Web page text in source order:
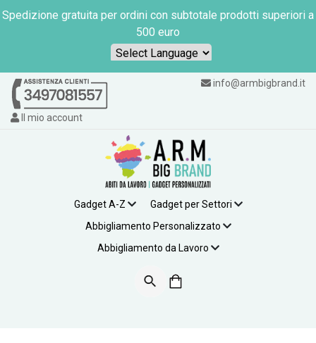
Spedizione gratuita per ordini con subtotale prodotti superiori a
500 euro
Powered by
info@armbigbrand.it
Il mio account
Gadget A-Z
Gadget per Settori
Abbigliamento Personalizzato
Abbigliamento da Lavoro